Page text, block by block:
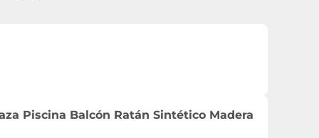
Piscina Balcón Ratán Sintético Madera